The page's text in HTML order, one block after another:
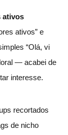
ativos
ativos” e
“Olá, vi
— acabei de
interesse.
recortados
de nicho